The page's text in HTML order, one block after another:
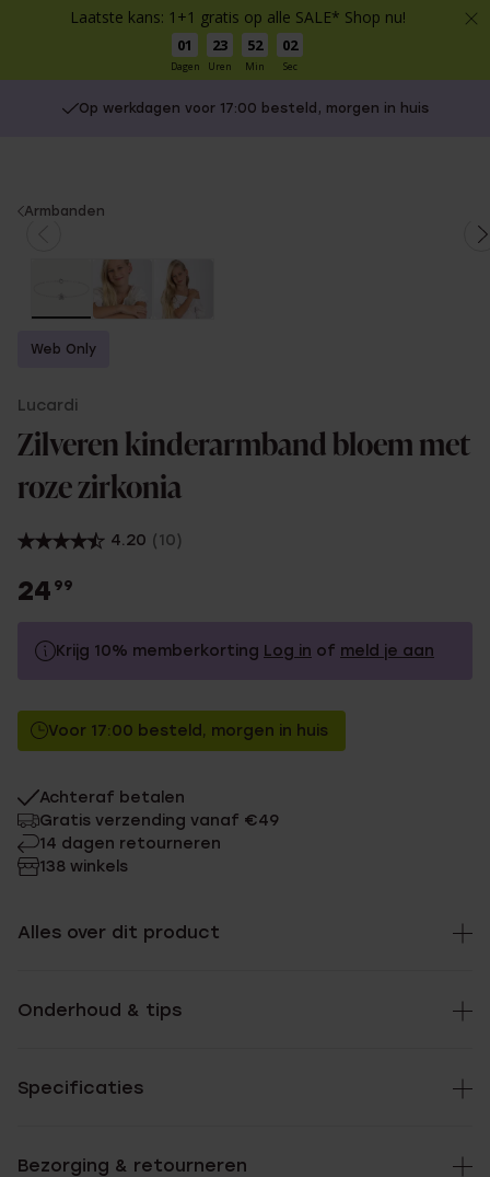
Laatste kans: 1+1 gratis op alle SALE* Shop nu!
01
Dagen
23
Uren
52
Min
02
Sec
Op werkdagen voor 17:00 besteld, morgen in huis
You
Armbanden
Web Only
Lucardi
Zilveren kinderarmband bloem met
roze zirkonia
4.20 (10)
24 99
Krijg 10% memberkorting Log in of meld je aan
Zonder memberkorting
Met memberkorting
Voor 17:00 besteld, morgen in huis
Achteraf betalen
Gratis verzending vanaf €49
14 dagen retourneren
138 winkels
Alles over dit product
Onderhoud & tips
Specificaties
Bezorging & retourneren